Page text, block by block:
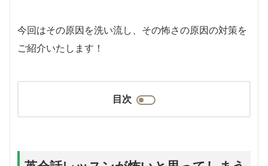
今回はその原因を洗い流し、その怖さの原因の対策を
ご紹介いたします！
目次